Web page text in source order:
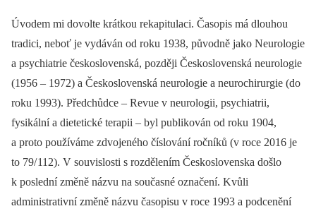
Úvodem mi dovolte krátkou rekapitulaci. Časopis má dlouhou
tradici, neboť je vydáván od roku 1938, původně jako Neurologie
a psychiatrie československá, později Československá neurologie
(1956 –⁠ 1972) a Československá neurologie a neurochirurgie (do
roku 1993). Předchůdce –⁠ Revue v neurologii, psychiatrii,
fysikální a dietetické terapii –⁠ byl publikován od roku 1904,
a proto používáme zdvojeného číslování ročníků (v roce 2016 je
to 79/ 112). V souvislosti s rozdělením Československa došlo
k poslední změně názvu na současné označení. Kvůli
administrativní změně názvu časopisu v roce 1993 a podcenění